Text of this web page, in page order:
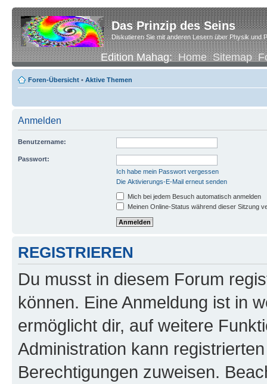
Das Prinzip des Seins
Diskutieren Sie mit anderen Lesern über Physik und
Edition Mahag:Home Sitemap
Foren-Übersicht • Aktive Themen
Anmelden
Benutzername:
Passwort:
Ich habe mein Passwort vergessen
Die Aktivierungs-E-Mail erneut senden
Mich bei jedem Besuch automatisch anmelden
Meinen Online-Status während dieser Sitzung
REGISTRIEREN
Du musst in diesem Forum
können. Eine Anmeldung ist in
ermöglicht dir, auf weitere
Administration kann
Berechtigungen zuweisen.